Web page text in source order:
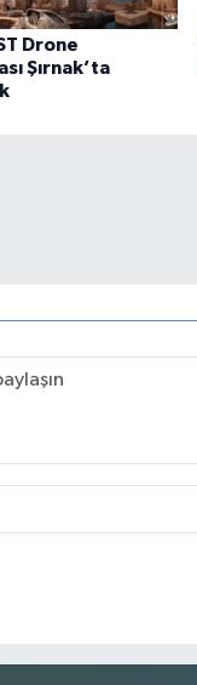
Drone
Şırnak’ta